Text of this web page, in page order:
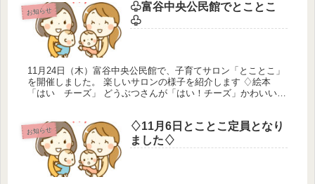
お知らせ
♧富谷中央公民館でとことこ
♧
11月24日（木）富谷中央公民館で、子育てサロン「とことこ」
を開催しました。 楽しいサロンの様子を紹介します ♢絵本
「はい チーズ」 どうぶつさんが「はい！チーズ」かわいいみ
お知らせ
♢11月6日とことこ定員となり
ました♢